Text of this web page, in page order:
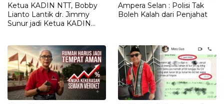
Ketua KADIN NTT, Bobby
Lianto Lantik dr. Jimmy
Sunur jadi Ketua KADIN
Ampera Selan : Polisi Tak
Boleh Kalah dari Penjahat